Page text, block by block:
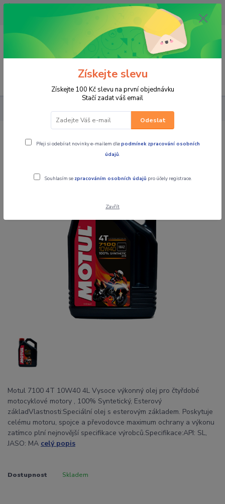
OPAVA 733537099/HLUČÍN
734541648/OLOMOUC 734593593
0,00 CZK
PRO STROJE Motul 7100 4T 10W40 4L
Motul 7100 4T 10W40 4L
Motul 7100 4T 10W40 4L Vysoce výkonný olej pro čtyřdobé
motocyklové motory , 100% Syntetický, Esterový
základVlastnosti:Speciální olej s esterovým základem. Poskytuje
celému motoru, spojce a převodovce maximum ochrany a výkonu
zatímco plní nejnovější specifikace výrobců.Specifikace:API: SL,
JASO: MA celý popis
Dostupnost Skladem
Získejte slevu
Získejte 100 Kč slevu na první objednávku
Stačí zadat váš email
Odeslat
Přeji si odebírat novinky e-mailem dlepodmínek zpracování osobních
údajů.
Souhlasím se zpracováním osobních údajů pro účely registrace.
Zavřít